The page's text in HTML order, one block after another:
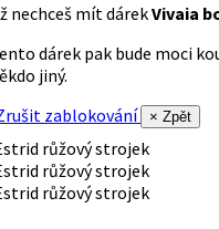
nechceš mít dárekVivaia
dárek pak bude moci
jiný.
zablokování
× Zpět